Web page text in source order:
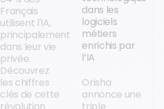
Français
utilisent l'IA,
principalement
dans leur vie
privée.
Découvrez
les chiffres
clés de cette
dans les
logiciels
métiers
enrichis par
l’IA
Orisha
annonce une